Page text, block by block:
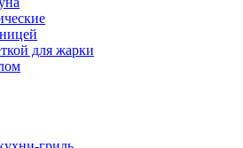
для жарки